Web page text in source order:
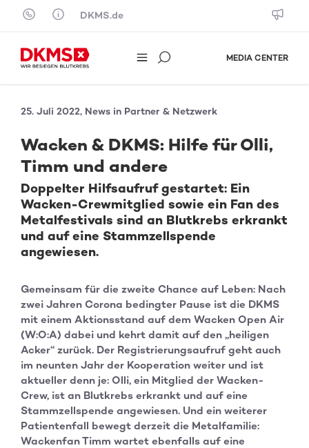
Skip to content
DKMS.de
MEDIA CENTER
25. Juli 2022, News in Partner & Netzwerk
Wacken & DKMS: Hilfe für Olli,
Timm und andere
Doppelter Hilfsaufruf gestartet: Ein
Wacken-Crewmitglied sowie ein Fan des
Metalfestivals sind an Blutkrebs erkrankt
und auf eine Stammzellspende
angewiesen.
Gemeinsam für die zweite Chance auf Leben: Nach
zwei Jahren Corona bedingter Pause ist die DKMS
mit einem Aktionsstand auf dem Wacken Open Air
(W:O:A) dabei und kehrt damit auf den „heiligen
Acker“ zurück. Der Registrierungsaufruf geht auch
im neunten Jahr der Kooperation weiter und ist
aktueller denn je: Olli, ein Mitglied der Wacken-
Crew, ist an Blutkrebs erkrankt und auf eine
Stammzellspende angewiesen. Und ein weiterer
Patientenfall bewegt derzeit die Metalfamilie:
Wackenfan Timm wartet ebenfalls auf eine